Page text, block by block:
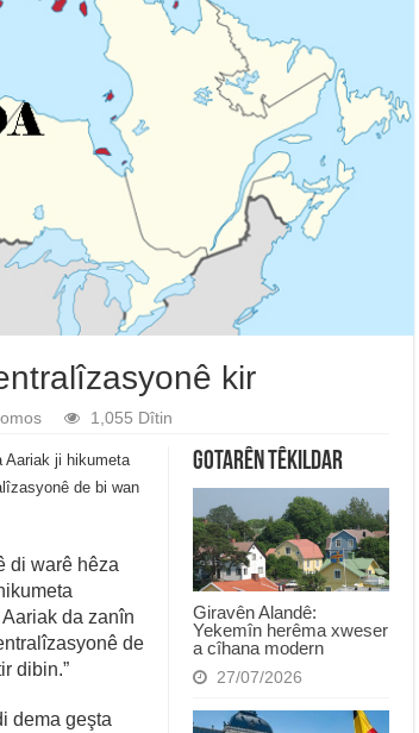
kir
1,055 Dîtin
Gotarên Têkildar
Giravên Alandê:
Yekemîn herêma xweser
a cîhana modern
27/07/2026
Aariak ji hikumeta
de bi wan
di warê hêza
da zanîn
de
dibin.”
dema geşta